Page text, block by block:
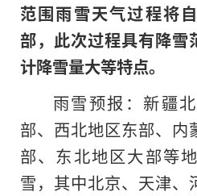
范围雨雪天气过程将
部，此次过程具有降雪
计降雪量大等特点。
雨雪预报：新疆
部、西北地区东部、内
部、东北地区大部等
雪，其中北京、天津、